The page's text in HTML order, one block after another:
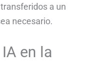
a un
necesario.
en la